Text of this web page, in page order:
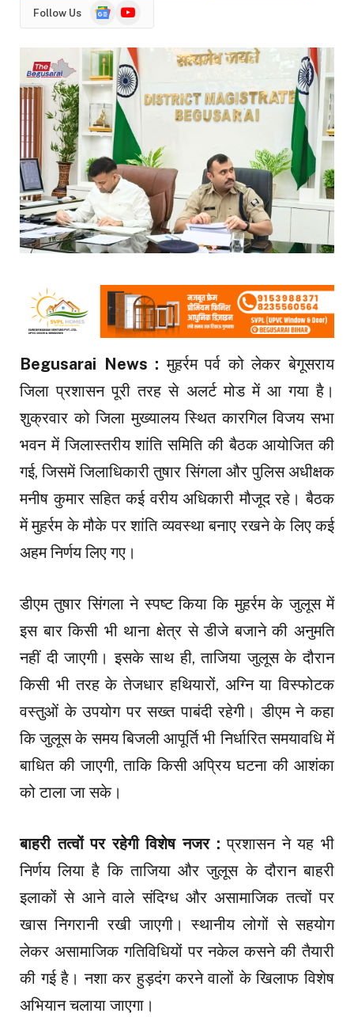
Follow Us
GoogleYouTube
Begusarai News :मुहर्रम पर्व को लेकर बेगूसराय
जिला प्रशासन पूरी तरह से अलर्ट मोड में आ गया है।
शुक्रवार को जिला मुख्यालय स्थित कारगिल विजय सभा
भवन में जिलास्तरीय शांति समिति की बैठक आयोजित की
गई, जिसमें जिलाधिकारी तुषार सिंगला और पुलिस अधीक्षक
मनीष कुमार सहित कई वरीय अधिकारी मौजूद रहे। बैठक
में मुहर्रम के मौके पर शांति व्यवस्था बनाए रखने के लिए कई
अहम निर्णय लिए गए।
डीएम तुषार सिंगला ने स्पष्ट किया कि मुहर्रम के जुलूस में
इस बार किसी भी थाना क्षेत्र से डीजे बजाने की अनुमति
नहीं दी जाएगी। इसके साथ ही, ताजिया जुलूस के दौरान
किसी भी तरह के तेजधार हथियारों, अग्नि या विस्फोटक
वस्तुओं के उपयोग पर सख्त पाबंदी रहेगी। डीएम ने कहा
कि जुलूस के समय बिजली आपूर्ति भी निर्धारित समयावधि में
बाधित की जाएगी, ताकि किसी अप्रिय घटना की आशंका
को टाला जा सके।
बाहरी तत्वों पर रहेगी विशेष नजर :प्रशासन ने यह भी
निर्णय लिया है कि ताजिया और जुलूस के दौरान बाहरी
इलाकों से आने वाले संदिग्ध और असामाजिक तत्वों पर
खास निगरानी रखी जाएगी। स्थानीय लोगों से सहयोग
लेकर असामाजिक गतिविधियों पर नकेल कसने की तैयारी
की गई है। नशा कर हुड़दंग करने वालों के खिलाफ विशेष
अभियान चलाया जाएगा।